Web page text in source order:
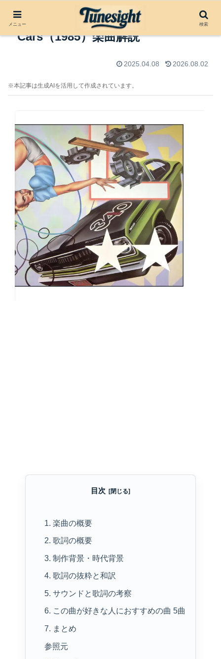
Tonight She Comes by The
Cars（1985）楽曲解説
2025.04.08 2026.08.02
※本記事は生成AIを活用して作成されています。
目次
1. 楽曲の概要
2. 歌詞の概要
3. 制作背景・時代背景
4. 歌詞の抜粋と和訳
5. サウンドと歌詞の考察
6. この曲が好きな人におすすめの曲 5曲
7. まとめ
参照元
メニュー 検索